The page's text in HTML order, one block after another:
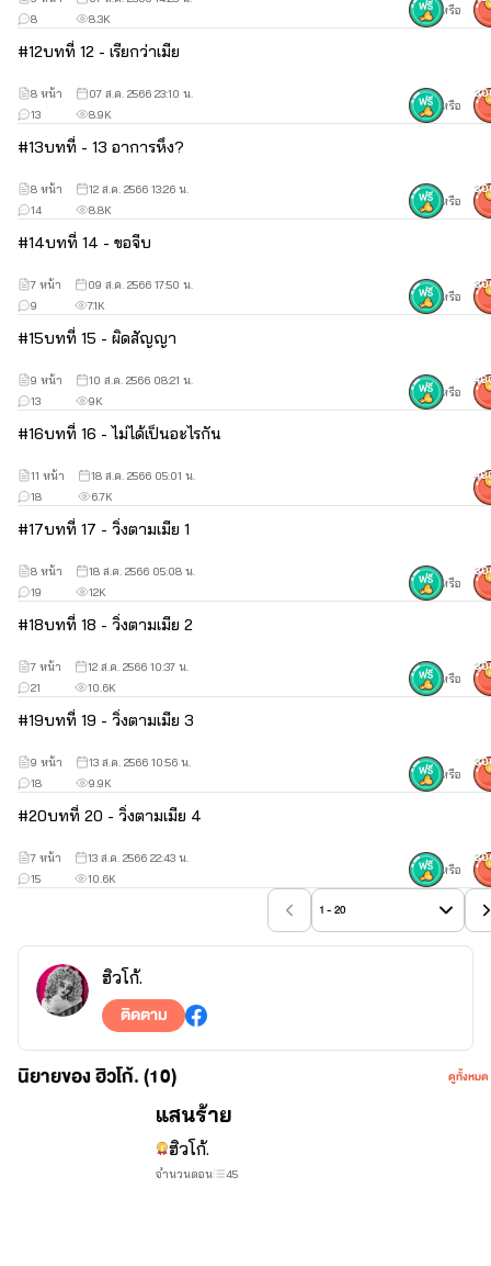
8.3K
8
หรือ
#12บทที่ 12 - เรียกว่าเมีย
8.9K
13
8 หน้า
07 ส.ค. 2566 23:10 น.
หรือ
#13บทที่ - 13 อาการหึง?
8.8K
14
8 หน้า
12 ส.ค. 2566 13:26 น.
หรือ
#14บทที่ 14 - ขอจีบ
7.1K
9
7 หน้า
09 ส.ค. 2566 17:50 น.
หรือ
#15บทที่ 15 - ผิดสัญญา
9K
13
9 หน้า
10 ส.ค. 2566 08:21 น.
หรือ
#16บทที่ 16 - ไม่ได้เป็นอะไรกัน
6.7K
18
11 หน้า 18 ส.ค. 2566 05:01 น.
#17บทที่ 17 - วิ่งตามเมีย 1
12K
19
8 หน้า
18 ส.ค. 2566 05:08 น.
หรือ
#18บทที่ 18 - วิ่งตามเมีย 2
10.6K
21
7 หน้า
12 ส.ค. 2566 10:37 น.
หรือ
#19บทที่ 19 - วิ่งตามเมีย 3
9.9K
18
9 หน้า
13 ส.ค. 2566 10:56 น.
หรือ
#20บทที่ 20 - วิ่งตามเมีย 4
10.6K
15
7 หน้า
13 ส.ค. 2566 22:43 น.
หรือ
1 - 20
ฮิวโก้.
ติดตาม
นิยายของ ฮิวโก้. (10) ดูทั้งหมด
แสนร้าย
ฮิวโก้.
จำนวนตอน 45